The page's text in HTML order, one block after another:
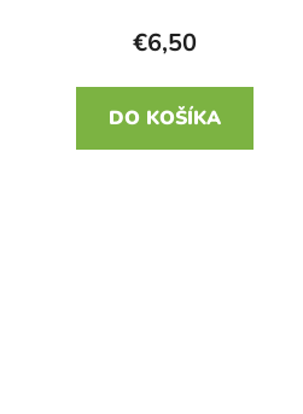
€6,50
DO KOŠÍKA